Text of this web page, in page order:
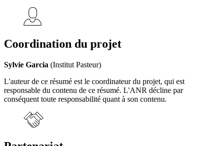
Coordination du projet
Sylvie Garcia (Institut Pasteur)
L'auteur de ce résumé est le coordinateur du projet, qui est
responsable du contenu de ce résumé. L'ANR décline par
conséquent toute responsabilité quant à son contenu.